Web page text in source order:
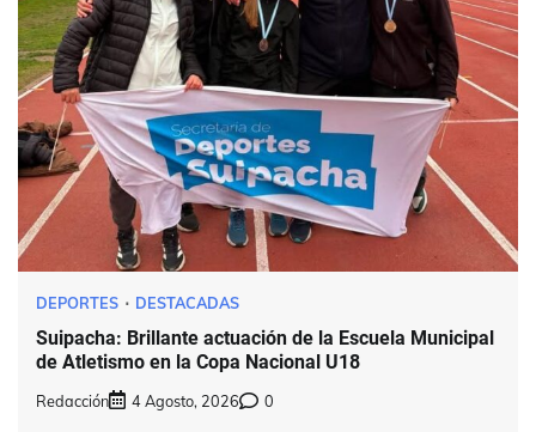
DEPORTES DESTACADAS
Suipacha: Brillante actuación de la Escuela Municipal
de Atletismo en la Copa Nacional U18
Redacción 4 Agosto, 2026 0